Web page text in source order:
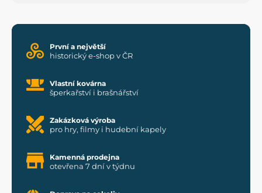
První a největší
historický e-shop v ČR
Vlastní kovárna
šperkařství i brašnářství
Zakázková výroba
pro hry, filmy i hudební kapely
Kamenná prodejna
otevřena 7 dní v týdnu